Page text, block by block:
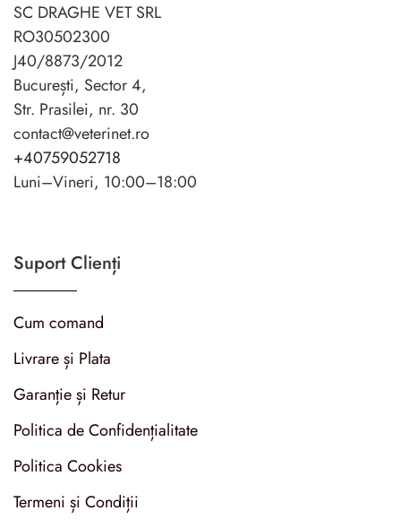
SC DRAGHE VET SRL
RO30502300
J40/8873/2012
București, Sector 4,
Str. Prasilei, nr. 30
contact@veterinet.ro
+40759052718
Luni–Vineri, 10:00–18:00
Suport Clienți
Cum comand
Livrare și Plata
Garanție și Retur
Politica de Confidențialitate
Politica Cookies
Termeni și Condiții